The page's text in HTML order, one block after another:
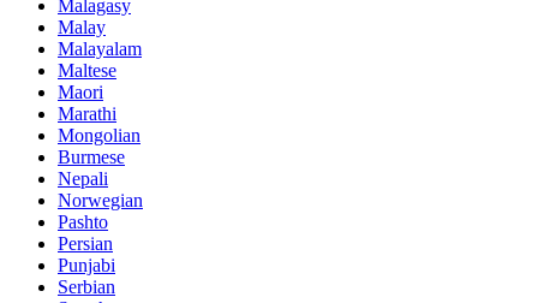
Malagasy
Malay
Malayalam
Maltese
Maori
Marathi
Mongolian
Burmese
Nepali
Norwegian
Pashto
Persian
Punjabi
Serbian